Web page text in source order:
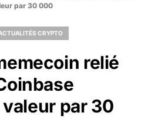
par 30 000
CRYPTO
relié
par 30